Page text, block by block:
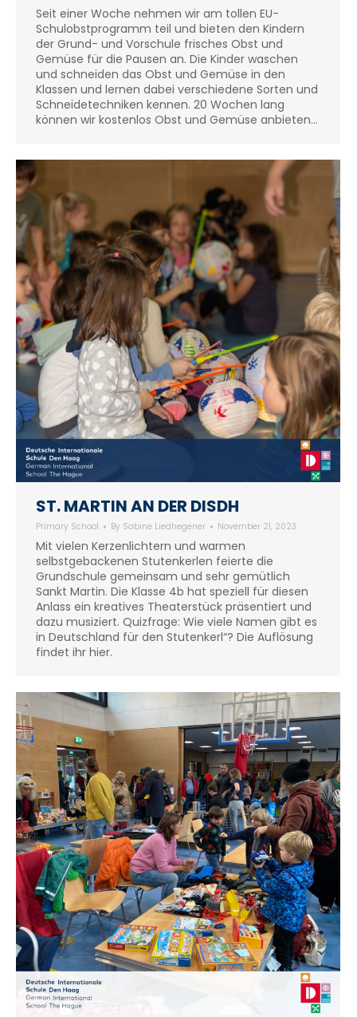
Seit einer Woche nehmen wir am tollen EU-
Schulobstprogramm teil und bieten den Kindern
der Grund- und Vorschule frisches Obst und
Gemüse für die Pausen an. Die Kinder waschen
und schneiden das Obst und Gemüse in den
Klassen und lernen dabei verschiedene Sorten und
Schneidetechniken kennen. 20 Wochen lang
können wir kostenlos Obst und Gemüse anbieten…
ST. MARTIN AN DER DISDH
Primary School By Sabine Liedhegener November 21, 2023
Mit vielen Kerzenlichtern und warmen
selbstgebackenen Stutenkerlen feierte die
Grundschule gemeinsam und sehr gemütlich
Sankt Martin. Die Klasse 4b hat speziell für diesen
Anlass ein kreatives Theaterstück präsentiert und
dazu musiziert. Quizfrage: Wie viele Namen gibt es
in Deutschland für den Stutenkerl“? Die Auflösung
findet ihr hier.